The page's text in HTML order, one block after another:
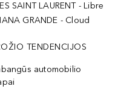
SAINT LAURENT - Libre
GRANDE - Cloud
TENDENCIJOS
automobilio